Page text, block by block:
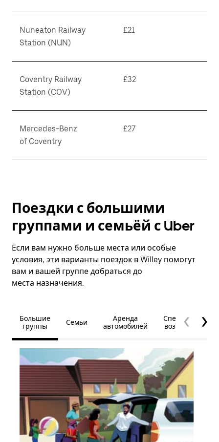
Nuneaton Railway
Station (NUN)
£21
Coventry Railway
Station (COV)
£32
Mercedes-Benz
of Coventry
£27
Поездки с большими
группами и семьёй с Uber
Если вам нужно больше места или особые
условия, эти варианты поездок в Willey помогут
вам и вашей группе добраться до
места назначения.
Большие
группы
Семьи
Аренда
автомобилей
Специальные
возможности